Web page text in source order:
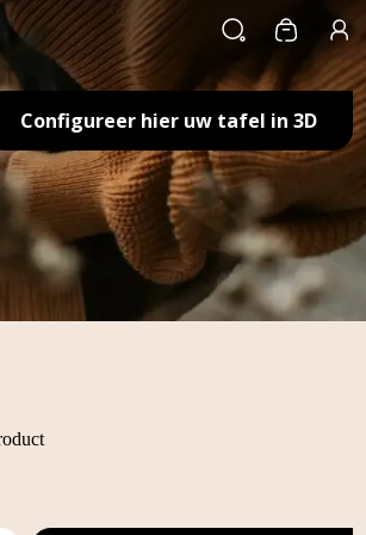
Winkelwagen
Configureer hier uw tafel in 3D